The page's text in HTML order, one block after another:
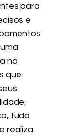
para
e
no
que
tudo
realiza